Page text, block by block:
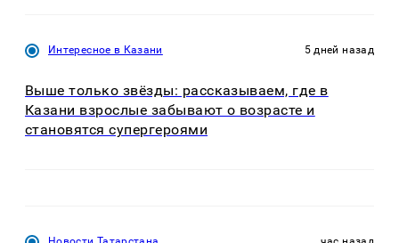
Интересное в Казани 5 дней назад
Выше только звёзды: рассказываем, где в
Казани взрослые забывают о возрасте и
становятся супергероями